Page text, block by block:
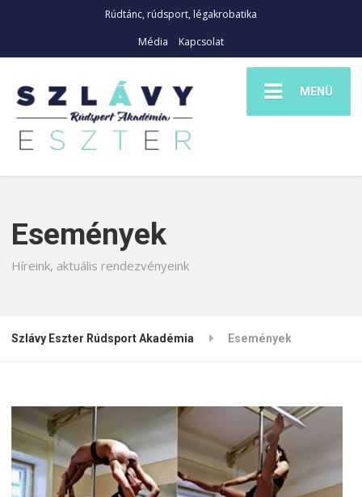
Rúdtánc, rúdsport, légakrobatika
Média
Kapcsolat
MENÜ
Események
Híreink, aktuális rendezvényeink
Szlávy Eszter Rúdsport Akadémia Események